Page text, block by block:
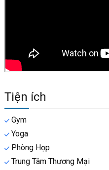
Tiện ích
Gym
Yoga
Phòng Họp
Trung Tâm Thương Mại